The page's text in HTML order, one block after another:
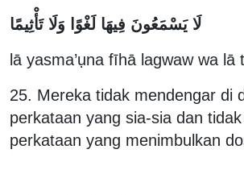
lā yasma’ụna fīhā lagwaw wa lā
25. Mereka tidak mendengar di
perkataan yang sia-sia dan
perkataan yang menimbulkan